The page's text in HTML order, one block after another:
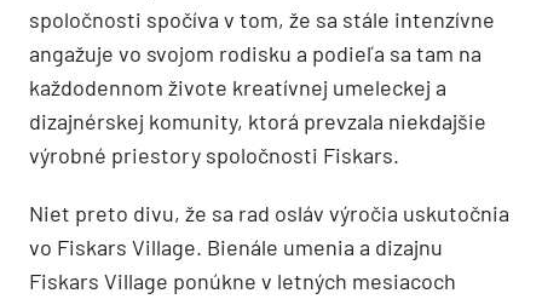
spoločnosti spočíva v tom, že sa stále intenzívne
angažuje vo svojom rodisku a podieľa sa tam na
každodennom živote kreatívnej umeleckej a
dizajnérskej komunity, ktorá prevzala niekdajšie
výrobné priestory spoločnosti Fiskars.
Niet preto divu, že sa rad osláv výročia uskutočnia
vo Fiskars Village. Bienále umenia a dizajnu
Fiskars Village ponúkne v letných mesiacoch